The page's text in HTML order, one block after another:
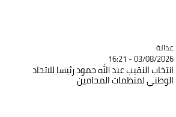
Catégorie
عدالة
03/08/2026 - 16:21
انتخاب النقيب عبد الله حمود رئيسا للاتحاد
الوطني لمنظمات المحامين